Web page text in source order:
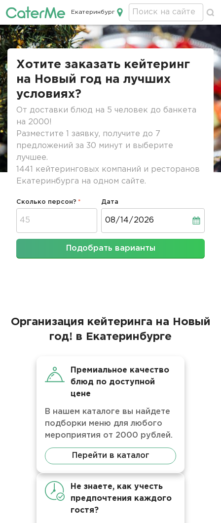
Кейтеринг в Екатеринбурге
Екатеринбург
Строка
Хотите заказать кейтеринг
на Новый год на лучших
условиях?
От доставки блюд на 5 человек до банкета
на 2000!
Разместите 1 заявку, получите до 7
предложений за 30 минут и выберите
лучшее.
1441 кейтеринговых компаний и ресторанов
Екатеринбурга на одном сайте.
Сколько персон? Дата
Подобрать варианты
Организация кейтеринга на Новый
год! в Екатеринбурге
Премиальное качество
блюд по доступной
цене
В нашем каталоге вы найдете
подборки меню для любого
мероприятия от 2000 рублей.
Перейти в каталог
Не знаете, как учесть
предпочтения каждого
гостя?